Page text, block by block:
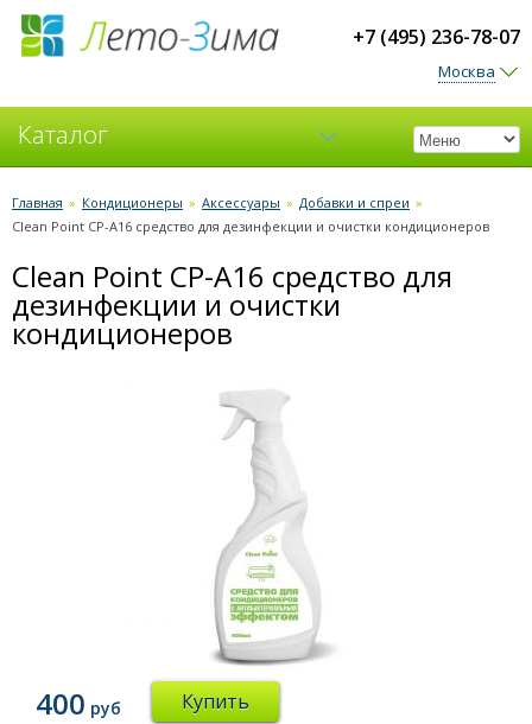
+7 (495) 236-78-07
Москва
Каталог
Кондиционеры
Главная » Кондиционеры » Аксессуары » Добавки и спреи »
Clean Point CP-A16 средство для дезинфекции и очистки кондиционеров
Clean Point CP-A16 средство для
дезинфекции и очистки
кондиционеров
400 руб Купить